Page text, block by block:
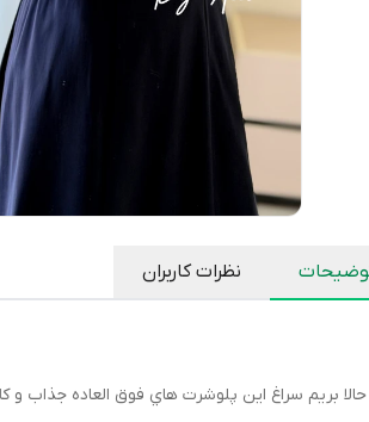
نظرات کاربران
حالا بريم سراغ اين پلوشرت هاي فوق العاده جذاب و